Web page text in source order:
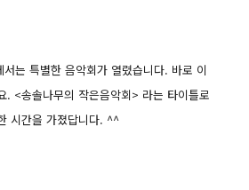
는 특별한 음악회가 열렸습니다. 바로 이
. <송솔나무의 작은음악회> 라는 타이틀로
시간을 가졌답니다. ^^